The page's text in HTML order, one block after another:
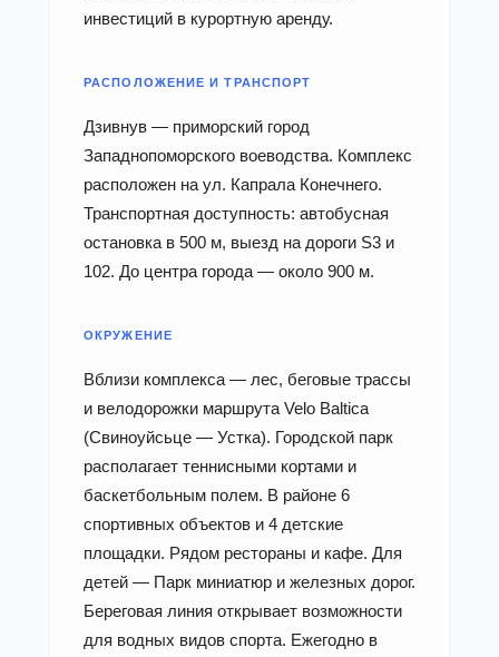
инвестиций в курортную аренду.
РАСПОЛОЖЕНИЕ И ТРАНСПОРТ
Дзивнув — приморский город
Западнопоморского воеводства. Комплекс
расположен на ул. Капрала Конечнего.
Транспортная доступность: автобусная
остановка в 500 м, выезд на дороги S3 и
102. До центра города — около 900 м.
ОКРУЖЕНИЕ
Вблизи комплекса — лес, беговые трассы
и велодорожки маршрута Velo Baltica
(Свиноуйсьце — Устка). Городской парк
располагает теннисными кортами и
баскетбольным полем. В районе 6
спортивных объектов и 4 детские
площадки. Рядом рестораны и кафе. Для
детей — Парк миниатюр и железных дорог.
Береговая линия открывает возможности
для водных видов спорта. Ежегодно в